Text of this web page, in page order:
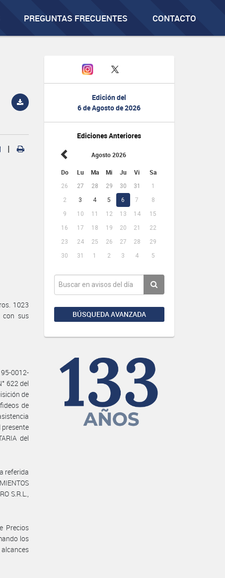
PREGUNTAS FRECUENTES CONTACTO
Edición del
6 de Agosto de 2026
Ediciones Anteriores
Agosto 2026
Do Lu Ma Mi Ju Vi Sa
26 27 28 29 30 31
1
2
3 4 5 6 7
8
9
10 11 12 13 14
15
16
17 18 19 20 21
22
23
24 25 26 27 28
29
30
31 1 2 3 4 5
BÚSQUEDA AVANZADA
|
1023
sus
0012-
622 del
de
de
del
referida
S.R.L.,
Precios
los